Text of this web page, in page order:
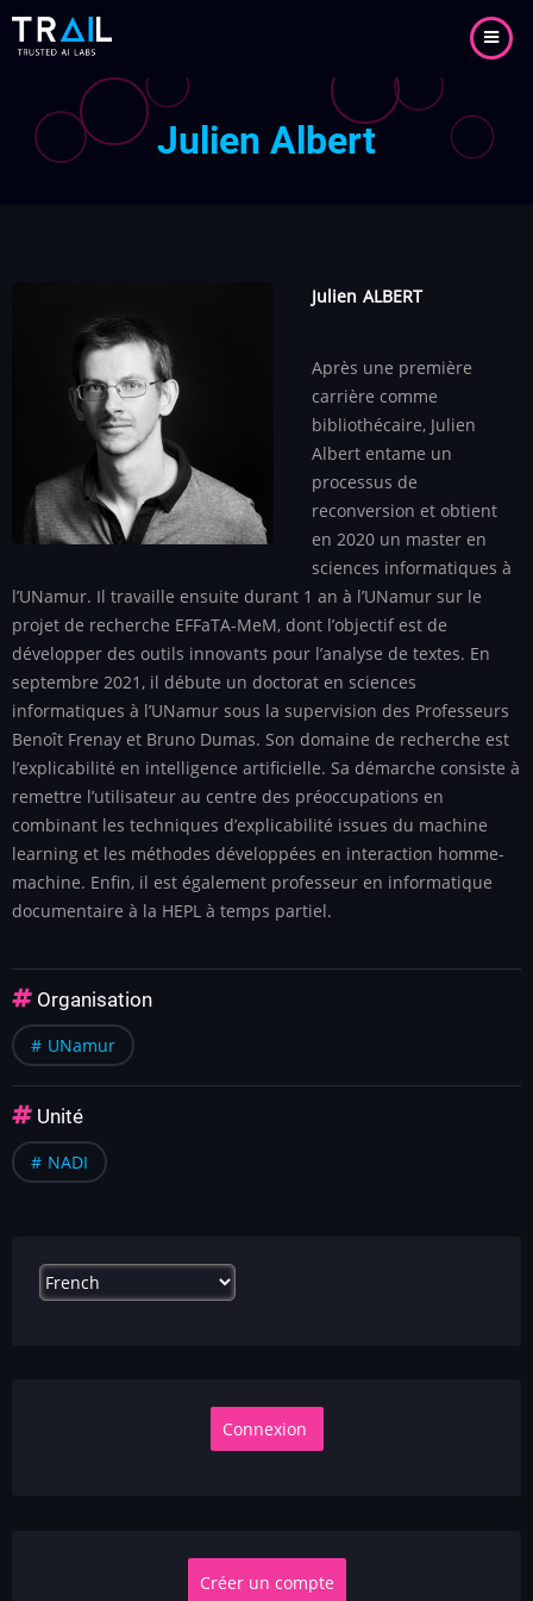
Aller
au
Julien Albert
Julien ALBERT
Après une première
carrière comme
bibliothécaire, Julien
Albert entame un
processus de
reconversion et obtient
en 2020 un master en
sciences informatiques à
l’UNamur. Il travaille ensuite durant 1 an à l’UNamur sur le
projet de recherche EFFaTA-MeM, dont l’objectif est de
développer des outils innovants pour l’analyse de textes. En
septembre 2021, il débute un doctorat en sciences
informatiques à l’UNamur sous la supervision des Professeurs
Benoît Frenay et Bruno Dumas. Son domaine de recherche est
l’explicabilité en intelligence artificielle. Sa démarche consiste à
remettre l’utilisateur au centre des préoccupations en
combinant les techniques d’explicabilité issues du machine
learning et les méthodes développées en interaction homme-
machine. Enfin, il est également professeur en informatique
documentaire à la HEPL à temps partiel.
Organisation
UNamur
Unité
NADI
Select
your
Créer un compte